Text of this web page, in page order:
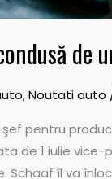
de
,Noutati auto
pentru
de 1 iulie
Schaaf îl va